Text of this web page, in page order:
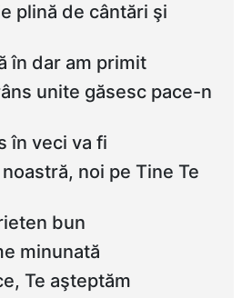
plină de cântări şi
în dar am primit
unite găsesc pace-n
în veci va fi
noi pe Tine Te
bun
minunată
Te aşteptăm